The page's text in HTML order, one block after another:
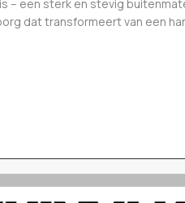
– een sterk en stevig
dat transformeert van een